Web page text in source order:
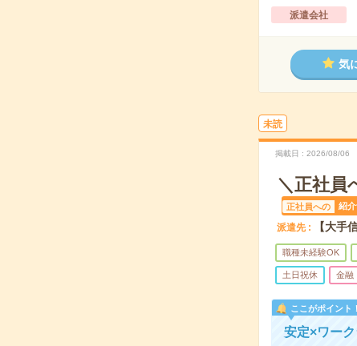
派遣会社
気
未読
掲載日 2026/08/06
＼正社員
正社員への 紹
派遣先 【大手
職種未経験OK
土日祝休 金融
ここがポイント！
安定×ワー